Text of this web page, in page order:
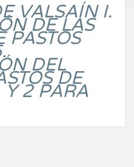
VALSAÍN I.
DE LAS
PASTOS
DEL
DE
2 PARA